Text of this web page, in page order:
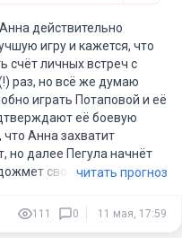
действительно
игру и кажется, что
счёт личных встреч с
раз, но всё же думаю
играть Потаповой и её
её боевую
Анна захватит
но далее Пегула начнёт
свою соперницу.
читать прогноз
111 0 11 мая, 17:59